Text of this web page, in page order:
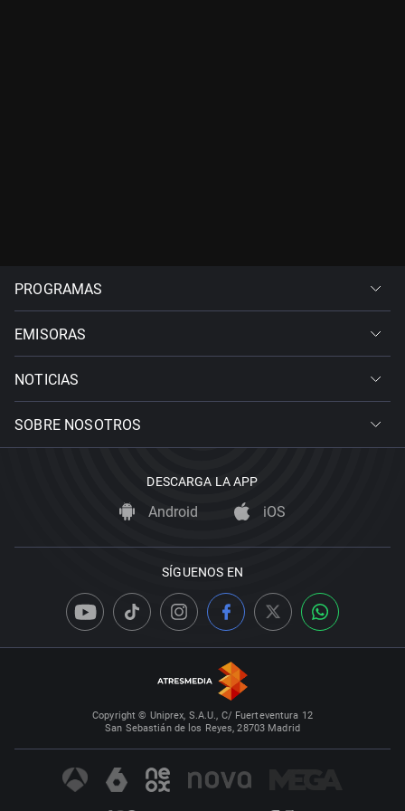
PROGRAMAS
EMISORAS
NOTICIAS
SOBRE NOSOTROS
DESCARGA LA APP
Android iOS
SÍGUENOS EN
Copyright © Uniprex, S.A.U., C/ Fuerteventura 12
San Sebastián de los Reyes, 28703 Madrid